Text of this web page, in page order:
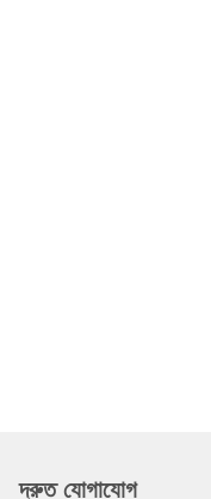
দ্রুত যোগাযোগ